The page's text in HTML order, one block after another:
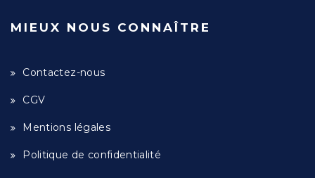
MIEUX NOUS CONNAÎTRE
Contactez-nous
CGV
Mentions légales
Politique de confidentialité